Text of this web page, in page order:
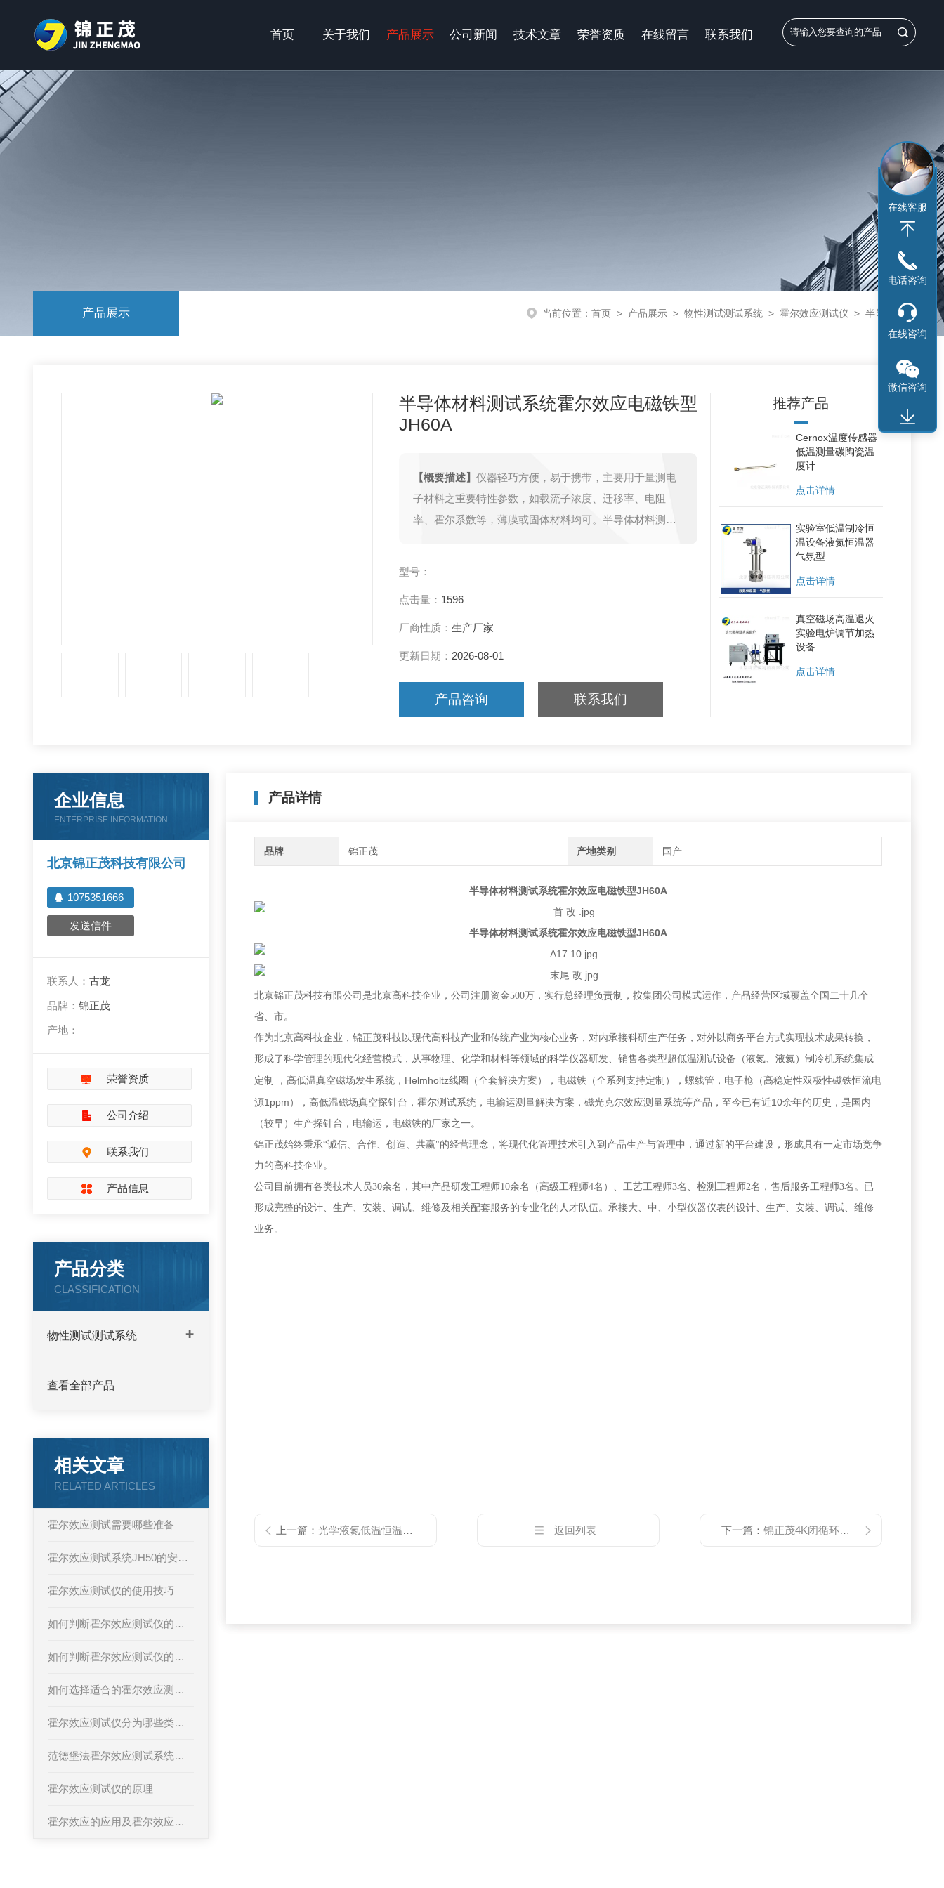
首页 关于我们 产品展示 公司新闻 技术文章 荣誉资质 在线留言 联系我们
产品展示 当前位置： 首页 > 产品展示 > 物性测试测试系统 > 霍尔效应测试仪 > 半导体材料测试系统霍尔效应电磁铁型JH60A
半导体材料测试系统霍尔效应电磁铁型
JH60A
【概要描述】 仪器轻巧方便，易于携带，主要用于量测电
子材料之重要特性参数，如载流子浓度、迁移率、电阻
率、霍尔系数等，薄膜或固体材料均可。半导体材料测试
型号：
点击量： 1596
厂商性质： 生产厂家
更新日期： 2026-08-01
产品咨询 联系我们
推荐产品
Cernox温度传感器
低温测量碳陶瓷温
度计
点击详情
实验室低温制冷恒
温设备液氮恒温器
气氛型
点击详情
真空磁场高温退火
实验电炉调节加热
设备
点击详情
产品详情
品牌 锦正茂 产地类别 国产
半导体材料测试系统霍尔效应电磁铁型JH60A
半导体材料测试系统霍尔效应电磁铁型JH60A
北京锦正茂科技有限公司是北京高科技企业，公司注册资金500万，实行总经理负责制，按集团公司模式运作，产品经营区域覆盖全国二十几个
省、市。
作为北京高科技企业，锦正茂科技以现代高科技产业和传统产业为核心业务，对内承接科研生产任务，对外以商务平台方式实现技术成果转换，
形成了科学管理的现代化经营模式，从事物理、化学和材料等领域的科学仪器研发、销售各类型超低温测试设备（液氮、液氦）制冷机系统集成
定制 ，高低温真空磁场发生系统， Helmholtz线圈（全套解决方案），电磁铁（全系列支持定制），螺线管，电子枪（高稳定性双极性磁铁恒流电
源1ppm ），高低温磁场真空探针台，霍尔测试系统，电输运测量解决方案，磁光克尔效应测量系统等产品，至今已有近10余年的历史，是国内
（较早）生产探针台，电输运，电磁铁的厂家之一。
锦正茂始终秉承“诚信、合作、创造、共赢"的经营理念，将现代化管理技术引入到产品生产与管理中，通过新的平台建设，形成具有一定市场竞争
力的高科技企业。
公司目前拥有各类技术人员30余名，其中产品研发工程师10余名（高级工程师4名）、工艺工程师3名、检测工程师2名，售后服务工程师3名。已
形成完整的设计、生产、安装、调试、维修及相关配套服务的专业化的人才队伍。承接大、中、小型仪器仪表的设计、生产、安装、调试、维修
业务。
上一篇：光学液氮低温恒温器实验室制冷设备 返回列表 下一篇：锦正茂4K闭循环低温恒温器液氦杜瓦
企业信息
ENTERPRISE INFORMATION
北京锦正茂科技有限公司
1075351666
发送信件
联系人：古龙
品牌：锦正茂
产地：
荣誉资质
公司介绍
联系我们
产品信息
产品分类
CLASSIFICATION
物性测试测试系统
查看全部产品
相关文章
RELATED ARTICLES
霍尔效应测试需要哪些准备
霍尔效应测试系统JH50的安装与连线
霍尔效应测试仪的使用技巧
如何判断霍尔效应测试仪的故障
如何判断霍尔效应测试仪的质量好坏
如何选择适合的霍尔效应测试仪
霍尔效应测试仪分为哪些类型的
范德堡法霍尔效应测试系统标准操作流程
霍尔效应测试仪的原理
霍尔效应的应用及霍尔效应测试系统的主要构成
在线客服
电话咨询
在线咨询
微信咨询